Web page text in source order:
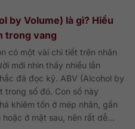
by Volume) là gì? Hiểu
trong vang
có một vài chi tiết trên nhãn
mới nhìn thấy nhiều lần
đã đọc kỹ. ABV (Alcohol by
trong số đó. Con số này
khiêm tốn ở mép nhãn, gần
ở mặt sau, nên rất dễ...